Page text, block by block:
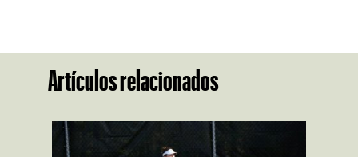
Artículos relacionados